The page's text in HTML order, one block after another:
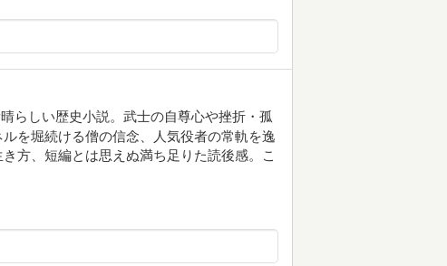
らしい歴史小説。武士の自尊心や挫折・孤
を堀続ける僧の信念、人気役者の常軌を逸
方、短編とは思えぬ満ち足りた読後感。こ